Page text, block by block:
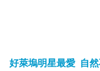
好萊塢明星最愛 自